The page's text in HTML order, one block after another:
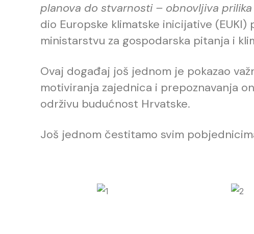
planova do stvarnosti – obnovljiva
dio Europske klimatske inicijative
ministarstvu za gospodarska pitanja i
Ovaj događaj još jednom je pokazao
motiviranja zajednica i prepoznavanja
održivu budućnost Hrvatske.
Još jednom čestitamo svim